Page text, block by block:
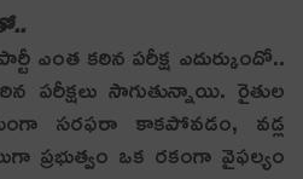
ఎంత క‌ఠిన ప‌రీక్ష ఎదుర్కుందో..
ప‌రీక్ష‌లు సాగుతున్నాయి. రైతుల
స‌ర‌ఫ‌రా కాక‌పోవ‌డం, వ‌డ్ల
ప్ర‌భుత్వం ఒక ర‌కంగా వైఫ‌ల్యం